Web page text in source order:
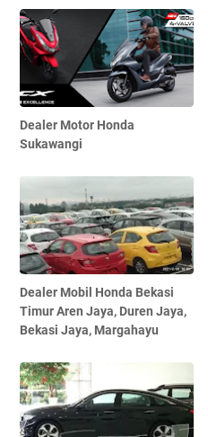
Dealer Motor Honda
Sukawangi
Dealer Mobil Honda Bekasi
Timur Aren Jaya, Duren Jaya,
Bekasi Jaya, Margahayu